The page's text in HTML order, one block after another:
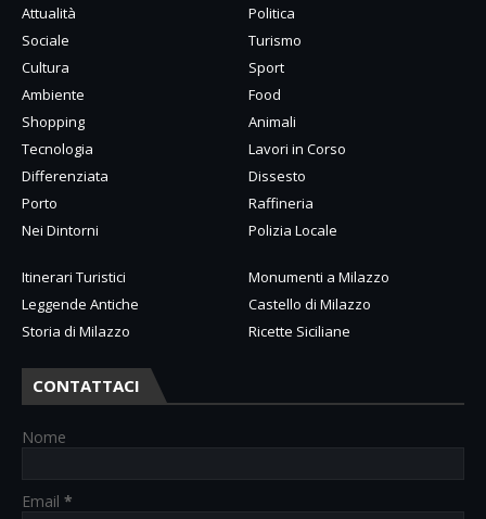
Attualità
Politica
Sociale
Turismo
Cultura
Sport
Ambiente
Food
Shopping
Animali
Tecnologia
Lavori in Corso
Differenziata
Dissesto
Porto
Raffineria
Nei Dintorni
Polizia Locale
Itinerari Turistici
Monumenti a Milazzo
Leggende Antiche
Castello di Milazzo
Storia di Milazzo
Ricette Siciliane
CONTATTACI
Nome
Email *